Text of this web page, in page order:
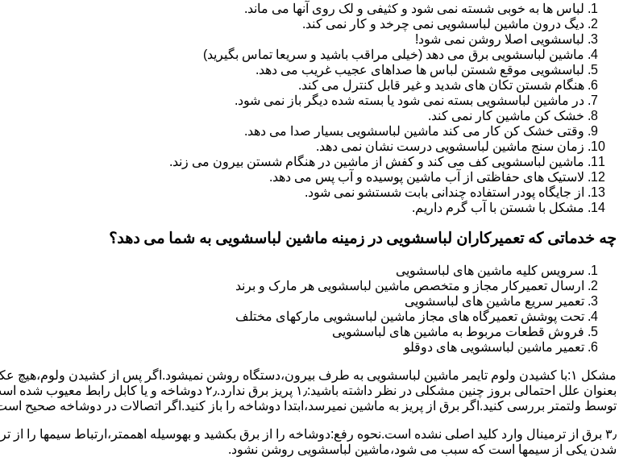
لباس ها به خوبی شسته نمی شود و کثیفی و لک روی آنها می ماند.
دیگ درون ماشین لباسشویی نمی چرخد و کار نمی کند.
لباسشویی اصلا روشن نمی شود!
ماشین لباسشویی برق می دهد (خیلی مراقب باشید و سریعا تماس بگیرید)
لباسشویی موقع شستن لباس ها صداهای عجیب غریب می دهد.
هنگام شستن تکان های شدید و غیر قابل کنترل می کند.
در ماشین لباسشویی بسته نمی شود یا بسته شده دیگر باز نمی شود.
خشک کن ماشین کار نمی کند.
وقتی خشک کن کار می کند ماشین لباسشویی بسیار صدا می دهد.
زمان سنج ماشین لباسشویی درست نشان نمی دهد.
ماشین لباسشویی کف می کند و کفش از ماشین در هنگام شستن بیرون می زند.
لاستیک های حفاظتی از آب ماشین پوسیده و آب پس می دهد.
از جایگاه پودر استفاده چندانی بابت شستشو نمی شود.
مشکل با شستن با آب گرم داریم.
چه خدماتی که تعمیرکاران لباسشویی در زمینه ماشین لباسشویی به شما می دهد؟
سرویس کلیه ماشین های لباسشویی
ارسال تعمیرکار مجاز و متخصص ماشین لباسشویی هر مارک و برند
تعمیر سریع ماشین های لباسشویی
تحت پوشش تعمیرگاه های مجاز ماشین لباسشویی مارکهای مختلف
فروش قطعات مربوط به ماشین های لباسشویی
تعمیر ماشین لباسشویی های دوقلو
مشکل ۱:ﺑﺎ ﮐﺸﯿﺪن وﻟﻮم ﺗﺎﯾﻤﺮ ماشین لباسشویی به طرف ﺑﯿﺮون،دستگاه روﺷﻦ نمیشود.اﮔﺮ ﭘﺲ از ﮐﺸﯿﺪن
بعنوان ﻋﻠﻞ احتمالی بروز چنین مشکلی در نظر داشته باشید:۱٫
ﺗﻮﺳﻂ ولتمتر بررسی ﮐﻨﯿﺪ.اﮔﺮ ﺑﺮق از ﭘﺮﯾﺰ ﺑﻪ ﻣﺎﺷﯿﻦ نمیرسد،اﺑﺘﺪا دوشاخه را باز کنید.اﮔﺮ اﺗﺼﺎﻻت در دوشاخه ﺻﺤﯿﺢ
۳٫ ﺑﺮق از ﺗﺮﻣﯿﻨﺎل وارد ﮐﻠﯿﺪ اﺻﻠﯽ ﻧﺸﺪه است.نحوه رﻓﻊ:دوشاخه را از ﺑﺮق بکشید و بهوسیله اهممتر،ارﺗﺒﺎط سیمها را
شدن ﯾﮑﯽ از سیمها است که سبب می شود،ﻣﺎﺷﯿﻦ لباسشویی روﺷﻦ نشود.